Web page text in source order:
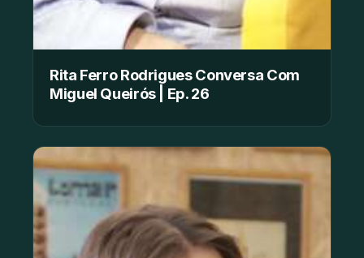
Rita Ferro Rodrigues Conversa Com
Miguel Queirós | Ep. 26